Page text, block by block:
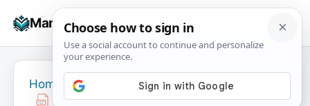
Manuals+
☰
Home Schémas LD03226AA pour Hermes